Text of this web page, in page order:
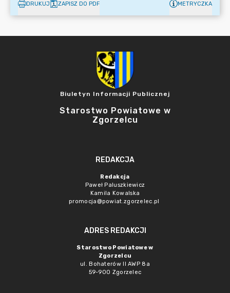
DRUKUJ ZAPISZ DO PDF METRYCZKA
Biuletyn Informacji Publicznej
Starostwo Powiatowe w
Zgorzelcu
REDAKCJA
Redakcja
Paweł Paluszkiewicz
Kamila Kowalska
promocja@powiat.zgorzelec.pl
ADRES REDAKCJI
Starostwo Powiatowe w
Zgorzelcu
ul. Bohaterów II AWP 8a
59-900 Zgorzelec